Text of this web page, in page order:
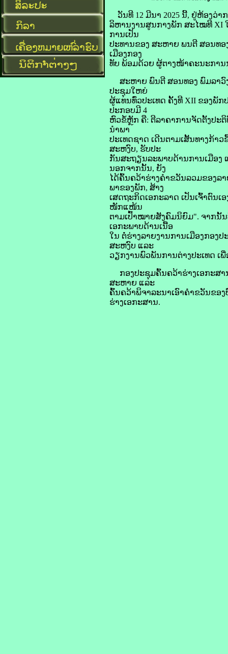
ວັນທີ 12 ມີນາ 2025 ນີ້, ຢູ່ຫ້ອງວ່
ລິຫານງານສູນກາງພັກ ສະໄໝທີ XI
ການເປັນ
ປະທານຂອງ ສະຫາຍ ພນຕີ ສອນທ
ເມືອງກອງ
ທັບ ພ້ອມດ້ວຍ ຜູ້ຕາງໜ້າຄະນະການ
ສະຫາຍ ພົນຕີ ສອນທອງ ພົມລາວົ
ປະຊຸມໃຫຍ່
ຜູ້ແທນທົ່ວປະເທດ ຄັ້ງທີ XII ຂອງພັ
ປະກອບມີ 4
ຫົວຂໍ້ຫຼັກ ຄື: ຕີລາຄາການຈັດຕັ້ງປະ
ນໍາພາ
ປະເທດຊາດ ເດີນຕາມເສັ້ນທາງກ້
ສະຫງົບ, ຮັບປະ
ກັນສະຖຽນລະພາບດ້ານການເມືອງ
ນອກຈາກນັ້ນ, ຍັງ
ໄດ້ຄົ້ນຄວ້າຮ່າງຄໍາຂວັນລວມຂອງລ
ພາຂອງພັກ, ສ້າງ
ເສດຖະກິດເອກະລາດ ເປັນເຈົ້າຕົນ
ໜັກແໜ້ນ
ຕາມເປົ້າໝາຍສັງຄົມນິຍົມ". ຈາກນັ້
ເອກະພາບດ້ານເນື້ອ
ໃນ ຕໍ່ຮ່າງລາຍງານການເມືອງກອງ
ສະຫງົບ ແລະ
ວຽກງານພົວພັນການຕ່າງປະເທດ
ກອງປະຊຸມຄົ້ນຄວ້າຮ່າງເອກະສາ
ສະຫາຍ ແລະ
ຄົ້ນຄວ້າພິຈາລະນາເອົາຄຳຂວັນຂອ
ຮ່າງເອກະສານ.